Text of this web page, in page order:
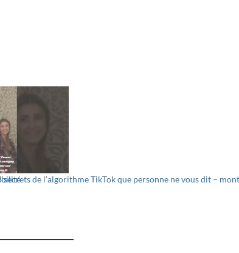
de l’algorithme TikTok que personne ne vous dit –